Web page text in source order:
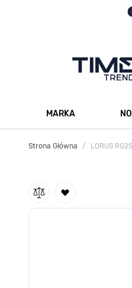
MARKA
Strona Główna / LORUS